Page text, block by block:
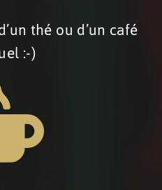
thé ou d’un café
:-)